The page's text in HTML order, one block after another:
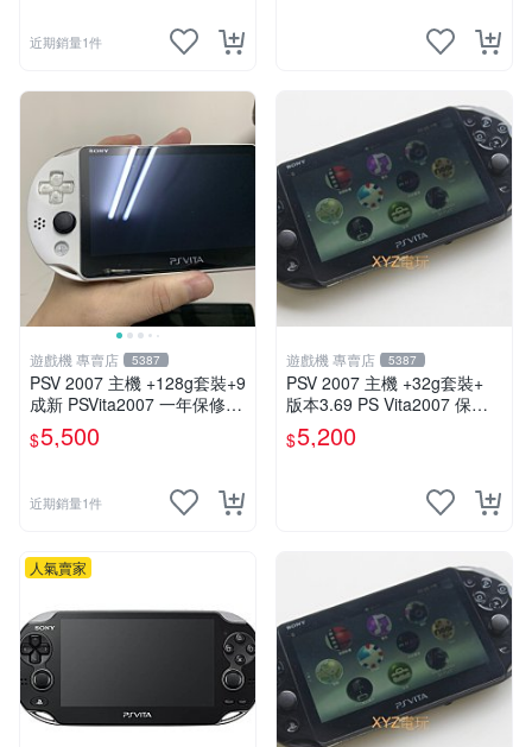
近期銷量1件
遊戲機 專賣店 5387
PSV 2007 主機 +128g套裝+9
成新 PSVita2007 一年保修
遊戲機 以改 變革
$5,500
近期銷量1件
遊戲機 專賣店 5387
PSV 2007 主機 +32g套裝+
版本3.69 PS Vita2007 保修
一年 8成新
$5,200
人氣賣家